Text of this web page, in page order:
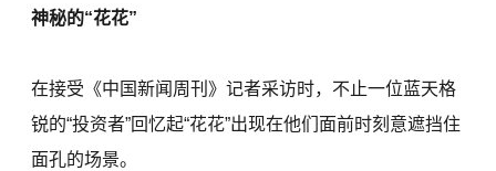
神秘的“花花”
在接受《中国新闻周刊》记者采访时，不止一位蓝天格
锐的“投资者”回忆起“花花”出现在他们面前时刻意遮挡住
面孔的场景。